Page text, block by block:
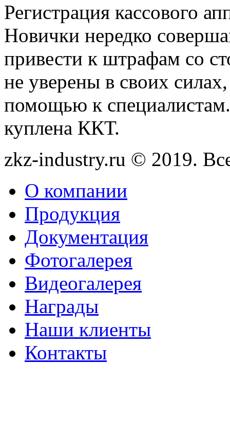
Регистрация кассового
Новички нередко
привести к штрафам со
не уверены в своих
помощью к
куплена ККТ.
zkz-industry.ru © 2019.
О компании
Продукция
Документация
Фотогалерея
Видеогалерея
Награды
Наши клиенты
Контакты